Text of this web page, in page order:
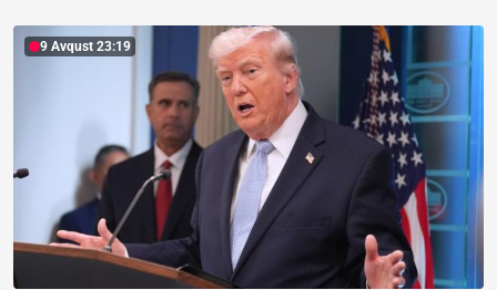
9 Avqust 23:19